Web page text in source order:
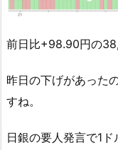
前日比+98.90円の
昨日の下げがあった
すね。
日銀の要人発言で1